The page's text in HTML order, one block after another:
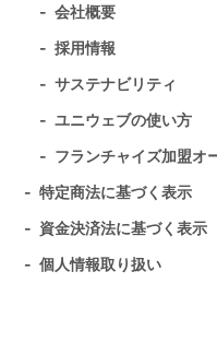
会社概要
採用情報
サステナビリティ
ユニウェブの使い方
フランチャイズ加盟オ
特定商法に基づく表示
資金決済法に基づく表示
個人情報取り扱い